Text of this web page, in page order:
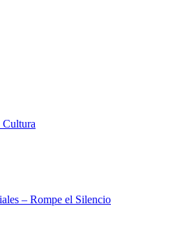
Cultura
– Rompe el Silencio